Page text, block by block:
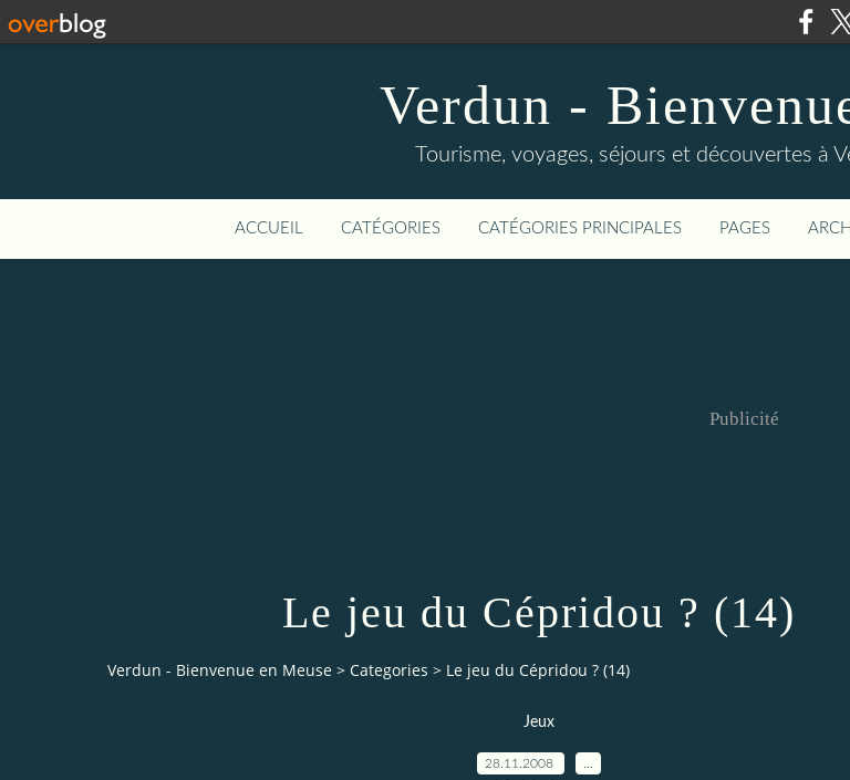
Verdun -
Tourisme, voyages, séjours et découvertes à
ACCUEIL CATÉGORIES CATÉGORIES PRINCIPALES PAGES
Publicité
Le jeu du Cépridou ? (14)
Verdun - Bienvenue en Meuse > Categories > Le jeu du Cépridou ? (14)
Jeux
28.11.2008